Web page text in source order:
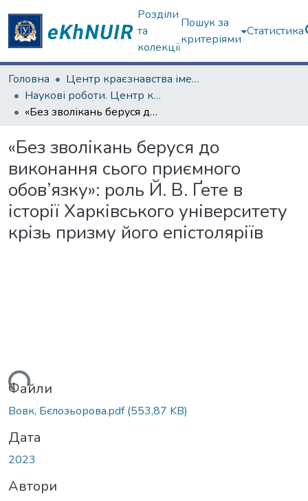
Розділи
та
колекції
Пошук за
критеріями
Статистика
Головна
Центр краєзнавства імені академіка П.Т. Тронька
Наукові роботи. Центр краєзнавства
«Без зволікань беруся до виконання сього приємного обов’язку»: роль Й. В. Ґете в історії Харківського університету крізь призму його епістоляріїв
«Без зволікань беруся до
виконання сього приємного
обов’язку»: роль Й. В. Ґете в
історії Харківського університету
крізь призму його епістоляріїв
Файли
Вовк, Бєлозьорова.pdf(553,87 KB)
Дата
2023
Автори